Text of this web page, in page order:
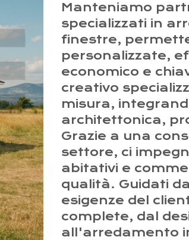
Manteniamo
specializzati in
finestre,
personalizzate,
economico e
creativo
misura,
architettonica,
Grazie a una
settore, ci
abitativi e
qualità. Guidati
esigenze del
complete, dal
all'arredamento